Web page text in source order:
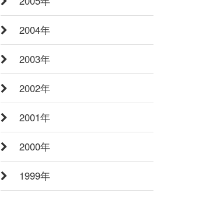
2004年
2003年
2002年
2001年
2000年
1999年